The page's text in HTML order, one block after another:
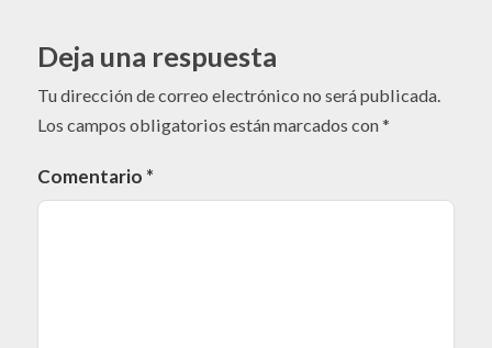
Deja una respuesta
Tu dirección de correo electrónico no será publicada.
Los campos obligatorios están marcados con*
Comentario *